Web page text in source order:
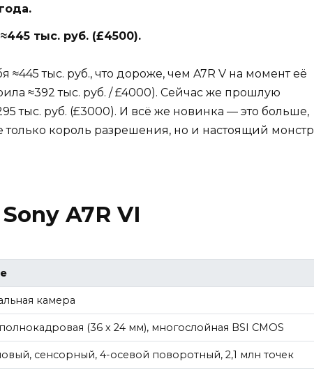
тыс. руб. (£4500).
≈445 тыс. руб., что дороже, чем A7R V на момент её
≈392 тыс. руб. / £4000). Сейчас же прошлую
тыс. руб. (£3000). И всё же новинка — это больше,
только король разрешения, но и настоящий монстр
A7R VI
камера
(36 x 24 мм), многослойная BSI CMOS
сенсорный, 4-осевой поворотный, 2,1 млн точек